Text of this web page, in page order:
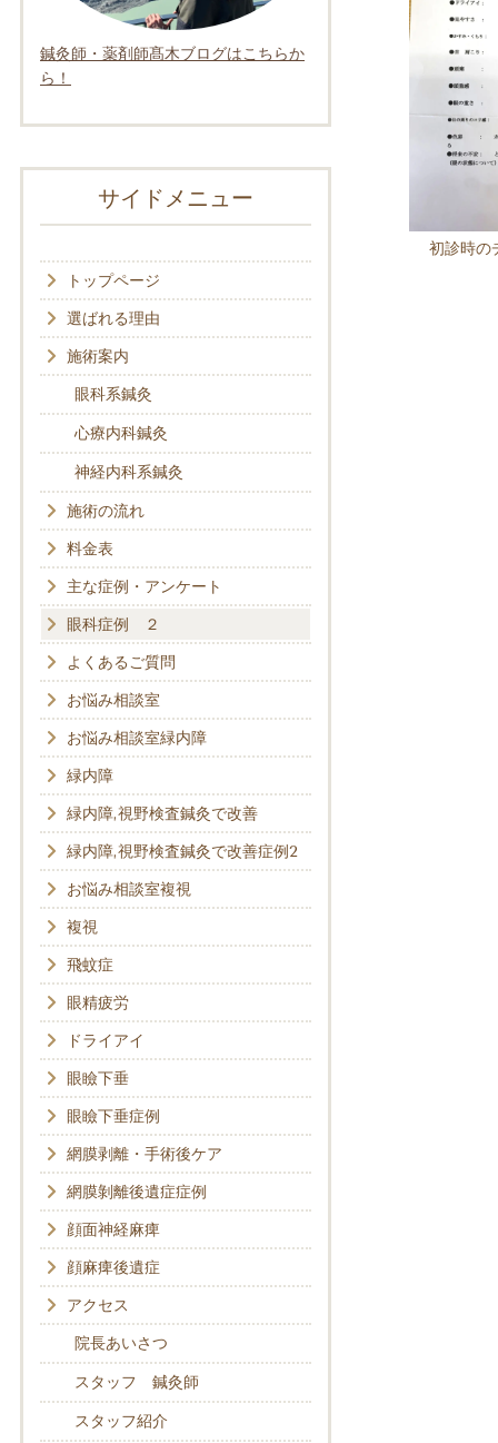
初診時の
鍼灸師・薬剤師髙木ブログはこちらか
ら！
サイドメニュー
トップページ
選ばれる理由
施術案内
眼科系鍼灸
心療内科鍼灸
神経内科系鍼灸
施術の流れ
料金表
主な症例・アンケート
眼科症例 ２
よくあるご質問
お悩み相談室
お悩み相談室緑内障
緑内障
緑内障,視野検査鍼灸で改善
緑内障,視野検査鍼灸で改善症例2
お悩み相談室複視
複視
飛蚊症
眼精疲労
ドライアイ
眼瞼下垂
眼瞼下垂症例
網膜剥離・手術後ケア
網膜剝離後遺症症例
顔面神経麻痺
顔麻痺後遺症
アクセス
院長あいさつ
スタッフ 鍼灸師
スタッフ紹介